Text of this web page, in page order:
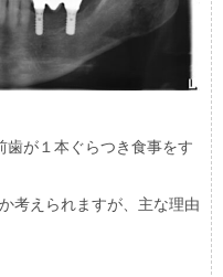
が１本ぐらつき食事をす
考えられますが、主な理由